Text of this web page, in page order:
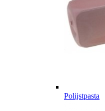
Polijstpasta